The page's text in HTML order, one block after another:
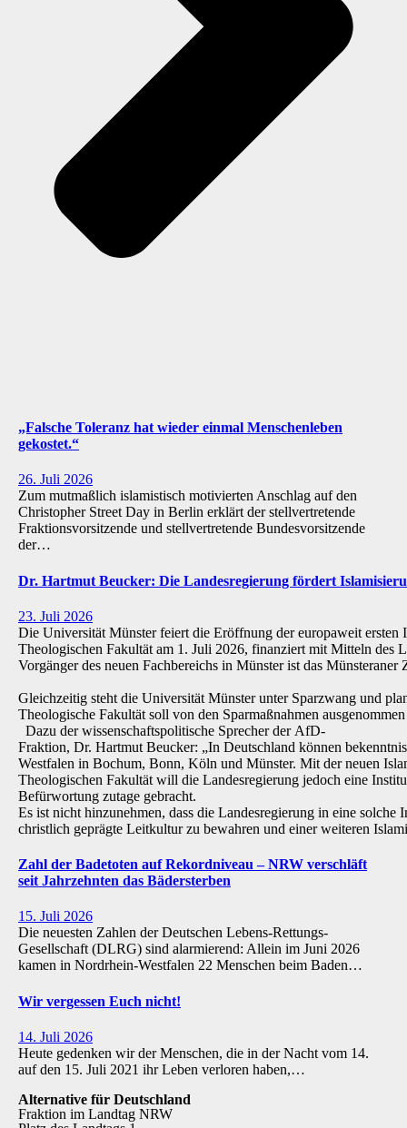
„Falsche Toleranz hat wieder einmal Menschenleben
gekostet.“
26. Juli 2026
Zum mutmaßlich islamistisch motivierten Anschlag auf den
Christopher Street Day in Berlin erklärt der stellvertretende
Fraktionsvorsitzende und stellvertretende Bundesvorsitzende
der…
Dr. Hartmut Beucker: Die Landesregierung fördert
23. Juli 2026
Die Universität Münster feiert die Eröffnung der europaweit ersten
Theologischen Fakultät am 1. Juli 2026, finanziert mit Mitteln des
Vorgänger des neuen Fachbereichs in Münster ist das
Gleichzeitig steht die Universität Münster unter Sparzwang und
Theologische Fakultät soll von den Sparmaßnahmen
Dazu der wissenschaftspolitische Sprecher der AfD-
Fraktion, Dr. Hartmut Beucker: „In Deutschland können
Westfalen in Bochum, Bonn, Köln und Münster. Mit der neuen
Theologischen Fakultät will die Landesregierung jedoch eine
Befürwortung zutage gebracht.
Es ist nicht hinzunehmen, dass die Landesregierung in eine
christlich geprägte Leitkultur zu bewahren und einer weiteren
Zahl der Badetoten auf Rekordniveau – NRW verschläft
seit Jahrzehnten das Bädersterben
15. Juli 2026
Die neuesten Zahlen der Deutschen Lebens-Rettungs-
Gesellschaft (DLRG) sind alarmierend: Allein im Juni 2026
kamen in Nordrhein-Westfalen 22 Menschen beim Baden…
Wir vergessen Euch nicht!
14. Juli 2026
Heute gedenken wir der Menschen, die in der Nacht vom 14.
auf den 15. Juli 2021 ihr Leben verloren haben,…
Alternative für Deutschland
Fraktion im Landtag NRW